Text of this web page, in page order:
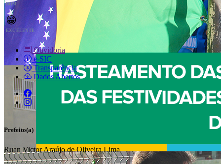
BOM
😁
EXCELENTE
Ouvidoria
e-SIC
Transparência
Dados Abertos
Prefeito(a)
Ruan Victor Araújo de Oliveira Lima